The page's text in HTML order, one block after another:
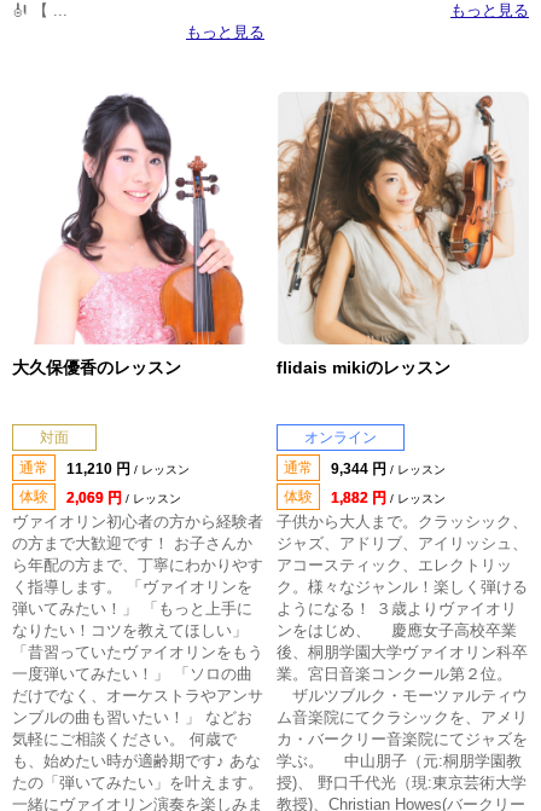
🎻 【 ...
もっと見る
もっと見る
大久保優香のレッスン
対面
通常
11,210 円 / レッスン
体験 2,069 円 / レッスン
ヴァイオリン初心者の方から経験者
の方まで大歓迎です！ お子さんか
ら年配の方まで、丁寧にわかりやす
く指導します。 「ヴァイオリンを
弾いてみたい！」 「もっと上手に
なりたい！コツを教えてほしい」
「昔習っていたヴァイオリンをもう
一度弾いてみたい！」 「ソロの曲
だけでなく、オーケストラやアンサ
ンブルの曲も習いたい！」 などお
気軽にご相談ください。 何歳で
も、始めたい時が適齢期です♪ あな
たの「弾いてみたい」を叶えます。
一緒にヴァイオリン演奏を楽しみま
flidais mikiのレッスン
オンライン
通常
9,344 円 / レッスン
体験 1,882 円 / レッスン
子供から大人まで。クラッシック、
ジャズ、アドリブ、アイリッシュ、
アコースティック、エレクトリッ
ク。様々なジャンル！楽しく弾ける
ようになる！ ３歳よりヴァイオリ
ンをはじめ、 慶應女子高校卒業
後、桐朋学園大学ヴァイオリン科卒
業。宮日音楽コンクール第２位。
ザルツブルク・モーツァルティウ
ム音楽院にてクラシックを、アメリ
カ・バークリー音楽院にてジャズを
学ぶ。 中山朋子（元:桐朋学園教
授)、 野口千代光（現:東京芸術大学
教授)、Christian Howes(バークリー